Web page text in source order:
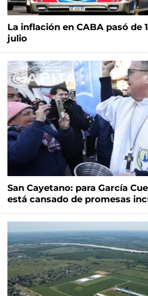
La inflación en CABA pasó de
julio
San Cayetano: para García
está cansado de promesas